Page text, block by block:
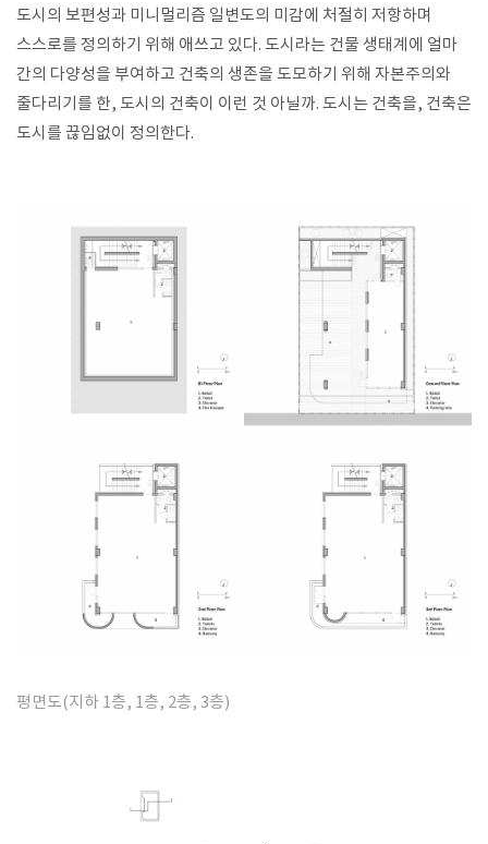
도시의 보편성과 미니멀리즘 일변도의 미감에 처절히 저항하며
스스로를 정의하기 위해 애쓰고 있다. 도시라는 건물 생태계에 얼마
간의 다양성을 부여하고 건축의 생존을 도모하기 위해 자본주의와
줄다리기를 한, 도시의 건축이 이런 것 아닐까. 도시는 건축을, 건축은
도시를 끊임없이 정의한다.
평면도(지하 1층, 1층, 2층, 3층)